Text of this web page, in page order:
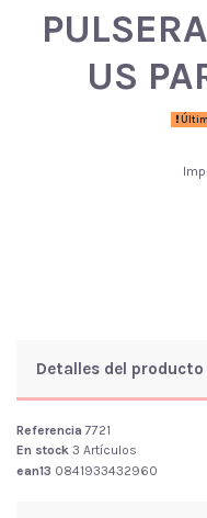
US
Detalles del producto
Referencia 7721
En stock 3 Artículos
ean13 0841933432960